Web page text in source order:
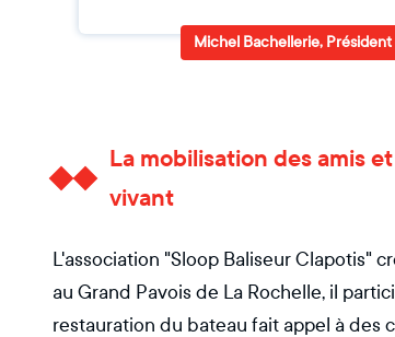
Michel Bachellerie, Président
La mobilisation des amis
vivant
L'association "Sloop Baliseur Clapotis"
au Grand Pavois de La Rochelle, il
restauration du bateau fait appel à des